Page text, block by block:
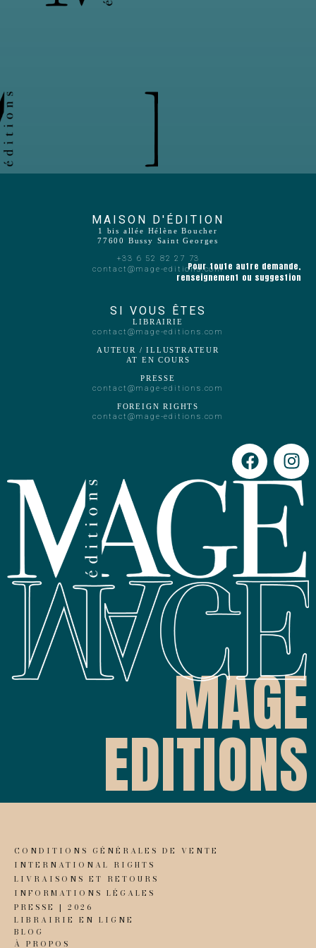
MAISON D'ÉDITION
1 bis allée Hélène Boucher
77600 Bussy Saint Georges
+33 6 52 82 27 73
contact@mage-editions.comPour toute autre demande,
renseignement ou suggestion
SI VOUS ÊTES
LIBRAIRIE
contact@mage-editions.com
AUTEUR / ILLUSTRATEUR
AT EN COURS
PRESSE
contact@mage-editions.com
FOREIGN RIGHTS
contact@mage-editions.com
MAGE
EDITIONS
CONDITIONS GÉNÉRALES DE VENTE
INTERNATIONAL RIGHTS
LIVRAISONS ET RETOURS
INFORMATIONS LÉGALES
PRESSE | 2026
LIBRAIRIE EN LIGNE
BLOG
À PROPOS